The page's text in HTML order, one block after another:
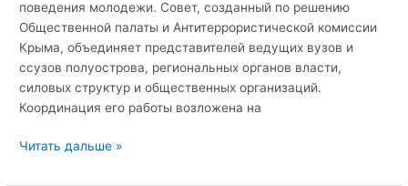
поведения молодежи. Совет, созданный по решению
Общественной палаты и Антитеррористической комиссии
Крыма, объединяет представителей ведущих вузов и
ссузов полуострова, региональных органов власти,
силовых структур и общественных организаций.
Координация его работы возложена на
Заседание
Читать дальше »